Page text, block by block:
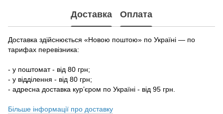
Доставка Оплата
Доставка здійснюється «Новою поштою» по Україні — по
тарифах перевізника:
- у поштомат - від 80 грн;
- у відділення - від 80 грн;
- адресна доставка кур’єром по Україні - від 95 грн.
Більше інформації про доставку